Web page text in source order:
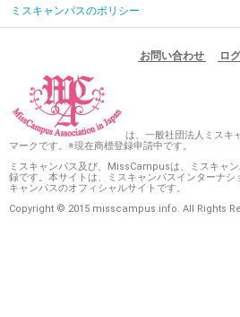
ミスキャンパスのポリシー
お問い合わせ ロ
は、一般社団法人ミスキ
マークです。※現在商標登録申請中です。
ミスキャンパス及び、MissCampusは、ミスキャ
録です。本サイトは、ミスキャンパスインターナ
キャンパスのオフィシャルサイトです。
Copyright © 2015 misscampus.info. All Rights